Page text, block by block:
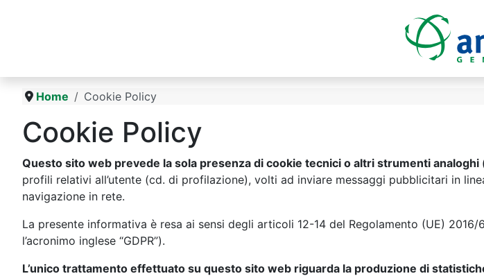
Home Cookie Policy
Cookie Policy
Questo sito web prevede la sola presenza di cookie tecnici o altri strumenti analoghi
profili relativi all’utente (cd. di profilazione), volti ad inviare messaggi pubblicitari in
navigazione in rete.
La presente informativa è resa ai sensi degli articoli 12-14 del Regolamento (UE)
l’acronimo inglese “GDPR”).
L’unico trattamento effettuato su questo sito web riguarda la produzione di